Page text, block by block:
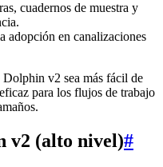
cuadernos de muestra y
en canalizaciones
Dolphin v2 sea más fácil de
para los flujos de trabajo
v2 (alto nivel)#